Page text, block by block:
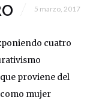
5 marzo, 2017
cuatro
proviene del
mujer